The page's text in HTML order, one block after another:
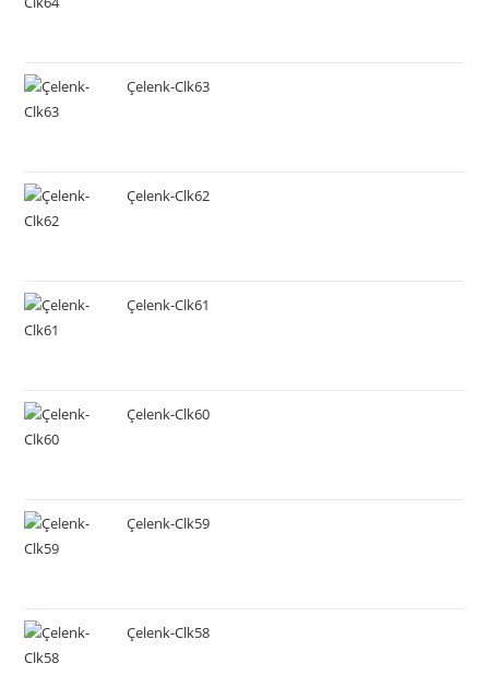
Çelenk-Clk63
Çelenk-Clk62
Çelenk-Clk61
Çelenk-Clk60
Çelenk-Clk59
Çelenk-Clk58